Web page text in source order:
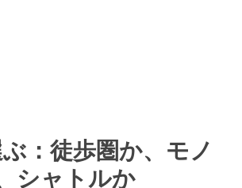
：徒歩圏か、モノ
シャトルか